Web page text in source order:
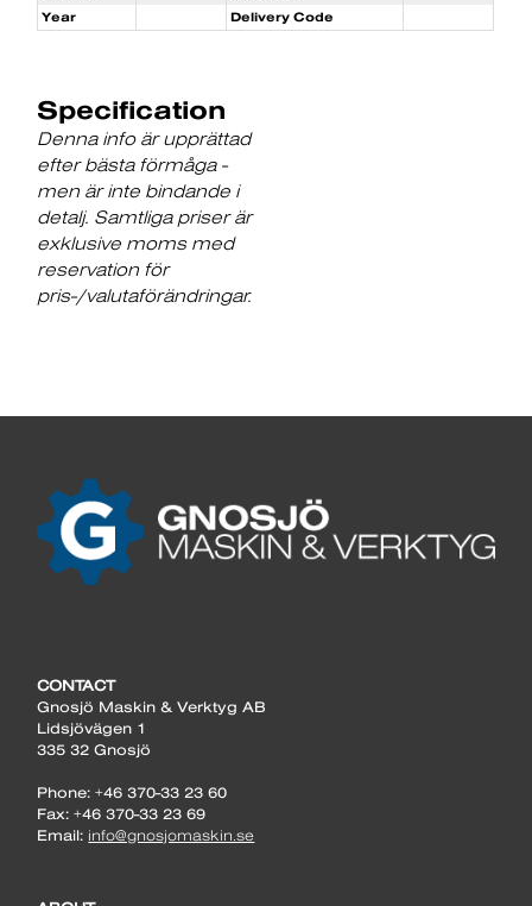
Year
Delivery Code
Specification
Denna info är upprättad
efter bästa förmåga -
men är inte bindande i
detalj. Samtliga priser är
exklusive moms med
reservation för
pris-/valutaförändringar.
CONTACT
Gnosjö Maskin & Verktyg AB
Lidsjövägen 1
335 32 Gnosjö
Phone: +46 370-33 23 60
Fax: +46 370-33 23 69
Email: info@gnosjomaskin.se